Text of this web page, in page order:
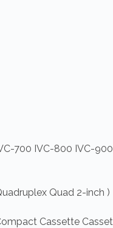
700 IVC-800 IVC-
Quad 2-inch )
Cassette